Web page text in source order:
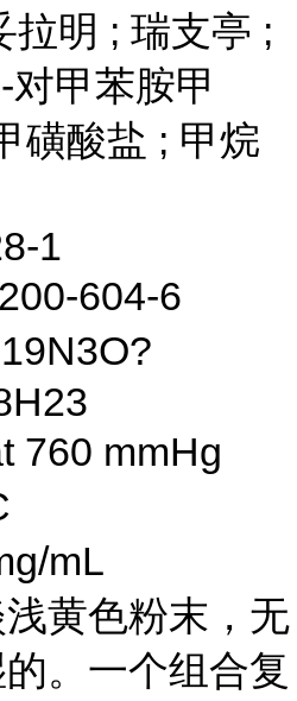
拉明 ; 瑞支亭 ;
甲苯胺甲
磺酸盐 ; 甲烷
1
604-6
760 mmHg
mL
黄色粉末，无
。一个组合复